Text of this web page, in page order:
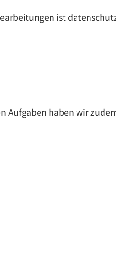
ist
haben wir